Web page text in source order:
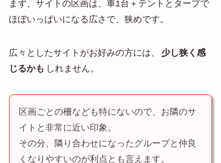
まず、サイトの区画は、車1台＋テントとタープで
ほぼいっぱいになる広さで、狭めです。
広々としたサイトがお好みの方には、
少し狭く感
じるかも しれません。
区画ごとの柵なども特にないので、お隣のサ
イトと非常に近い印象。
その分、隣り合わせになったグループと仲良
くなりやすいのが利点とも言えます。